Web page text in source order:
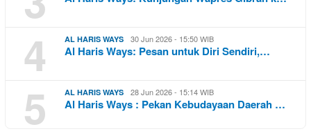
4 AL HARIS WAYS 30 Jun 2026 - 15:50 WIB
Al Haris Ways: Pesan untuk Diri Sendiri,…
5 AL HARIS WAYS 28 Jun 2026 - 15:14 WIB
Al Haris Ways : Pekan Kebudayaan Daerah …